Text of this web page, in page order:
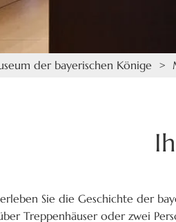
der bayerischen Könige >
Sie die Geschichte der
Treppenhäuser oder zwei